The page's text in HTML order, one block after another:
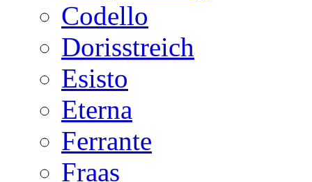
Codello
Dorisstreich
Esisto
Eterna
Ferrante
Fraas